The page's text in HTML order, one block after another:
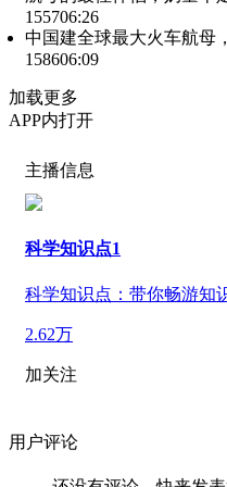
155706:26
中国建全球最大火车航母
158606:09
加载更多
APP内打开
主播信息
科学知识点1
科学知识点：带你畅游知
2.62万
加关注
用户评论